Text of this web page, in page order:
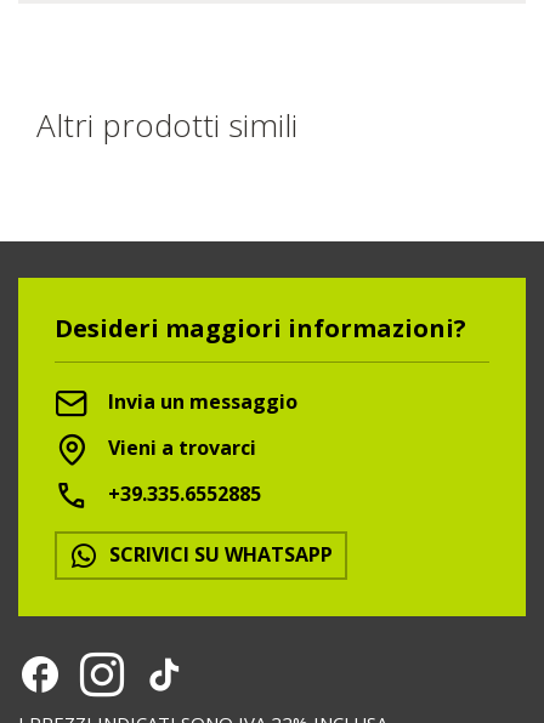
Altri prodotti simili
Desideri maggiori informazioni?
Invia un messaggio
Vieni a trovarci
+39.335.6552885
SCRIVICI SU WHATSAPP